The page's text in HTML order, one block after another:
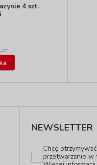
4 szt.
NEWSLETTER
Chcę
przetwarzanie w